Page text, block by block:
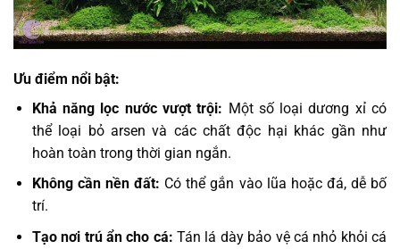
Ưu điểm nổi bật:
Khả năng lọc nước vượt trội: Một số loại dương xỉ có
thể loại bỏ arsen và các chất độc hại khác gần như
hoàn toàn trong thời gian ngắn.
Không cần nền đất: Có thể gắn vào lũa hoặc đá, dễ bố
trí.
Tạo nơi trú ẩn cho cá: Tán lá dày bảo vệ cá nhỏ khỏi cá